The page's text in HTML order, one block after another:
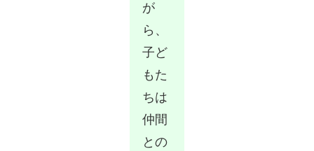
が
ら、
子ど
もた
ちは
仲間
との